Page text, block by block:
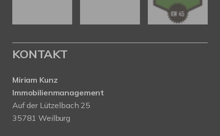
KONTAKT
Miriam Kunz
Immobilienmanagement
Auf der Lützelbach 25
35781 Weilburg